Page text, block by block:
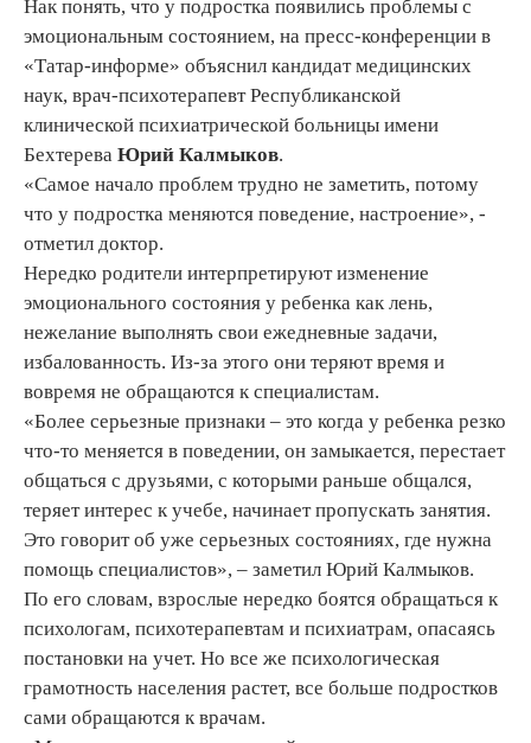
Нак понять, что у подростка появились проблемы с
эмоциональным состоянием, на пресс-конференции в
«Татар-информе» объяснил кандидат медицинских
наук, врач-психотерапевт Республиканской
клинической психиатрической больницы имени
Бехтерева Юрий Калмыков.
«Самое начало проблем трудно не заметить, потому
что у подростка меняются поведение, настроение», -
отметил доктор.
Нередко родители интерпретируют изменение
эмоционального состояния у ребенка как лень,
нежелание выполнять свои ежедневные задачи,
избалованность. Из-за этого они теряют время и
вовремя не обращаются к специалистам.
«Более серьезные признаки – это когда у ребенка резко
что-то меняется в поведении, он замыкается, перестает
общаться с друзьями, с которыми раньше общался,
теряет интерес к учебе, начинает пропускать занятия.
Это говорит об уже серьезных состояниях, где нужна
помощь специалистов», – заметил Юрий Калмыков.
По его словам, взрослые нередко боятся обращаться к
психологам, психотерапевтам и психиатрам, опасаясь
постановки на учет. Но все же психологическая
грамотность населения растет, все больше подростков
сами обращаются к врачам.